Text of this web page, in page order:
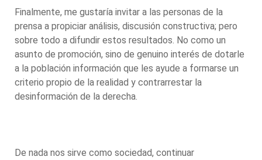
Finalmente, me gustaría invitar a las personas de la
prensa a propiciar análisis, discusión constructiva; pero
sobre todo a difundir estos resultados. No como un
asunto de promoción, sino de genuino interés de dotarle
a la población información que les ayude a formarse un
criterio propio de la realidad y contrarrestar la
desinformación de la derecha.
De nada nos sirve como sociedad, continuar